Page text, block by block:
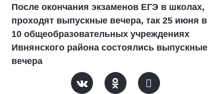
После окончания экзаменов ЕГЭ в школах,
проходят выпускные вечера, так 25 июня в
10 общеобразовательных учреждениях
Ивнянского района состоялись выпускные
вечера